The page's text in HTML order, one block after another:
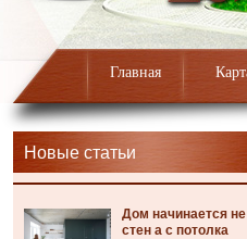
Главная
Новые статьи
Дом начинается
стен а с потолка